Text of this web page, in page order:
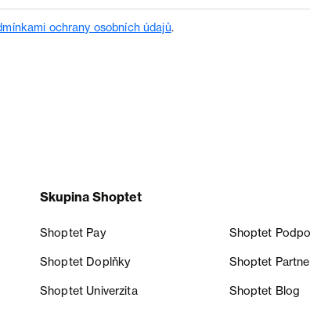
ochrany osobních údajů.
Skupina Shoptet
Shoptet Pay Shoptet
Shoptet Doplňky Shoptet
Shoptet Univerzita Shoptet Blog